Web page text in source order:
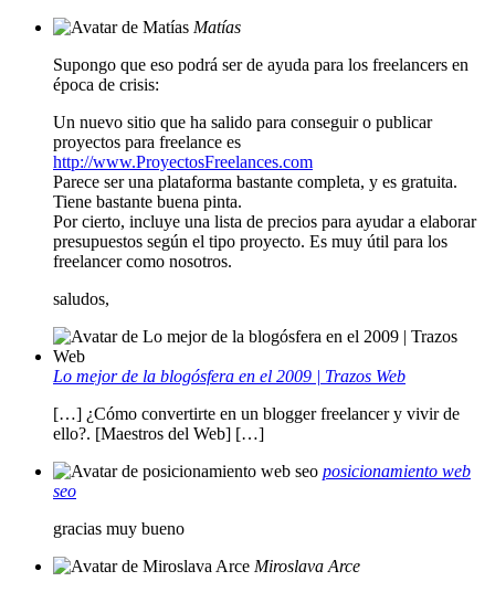
Matías
Supongo que eso podrá ser de ayuda para los freelancers en
época de crisis:
Un nuevo sitio que ha salido para conseguir o publicar
proyectos para freelance es
http://www.ProyectosFreelances.com
Parece ser una plataforma bastante completa, y es gratuita.
Tiene bastante buena pinta.
Por cierto, incluye una lista de precios para ayudar a elaborar
presupuestos según el tipo proyecto. Es muy útil para los
freelancer como nosotros.
saludos,
Lo mejor de la blogósfera en el 2009 | Trazos Web
[…] ¿Cómo convertirte en un blogger freelancer y vivir de
ello?. [Maestros del Web] […]
posicionamiento web
seo
gracias muy bueno
Miroslava Arce